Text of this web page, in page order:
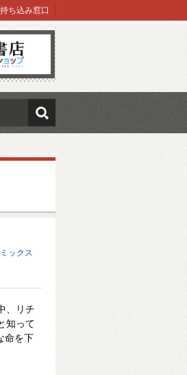
持ち込み窓口
検索
ックス
、リチ
知って
命を下